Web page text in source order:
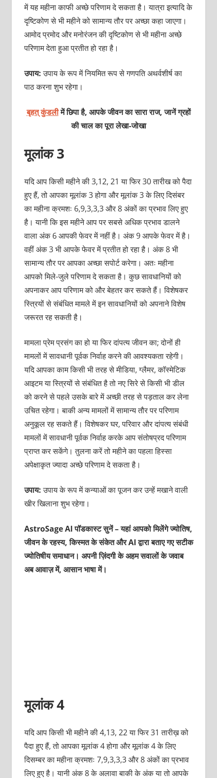
में यह महीना काफी अच्छे परिणाम दे सकता है। यात्रा इत्यादि के
दृष्टिकोण से भी महीने को सामान्य तौर पर अच्छा कहा जाएगा।
आमोद प्रमोद और मनोरंजन की दृष्टिकोण से भी महीना अच्छे
परिणाम देता हुआ प्रतीत हो रहा है।
उपाय:उपाय के रूप में नियमित रूप से गणपति अथर्वशीर्ष का
पाठ करना शुभ रहेगा।
बृहत् कुंडलीमें छिपा है, आपके जीवन का सारा राज, जानें ग्रहों
की चाल का पूरा लेखा-जोखा
मूलांक 3
यदि आप किसी महीने की 3,12, 21 या फिर 30 तारीख को पैदा
हुए हैं, तो आपका मूलांक 3 होगा और मूलांक 3 के लिए दिसंबर
का महीना क्रमशः 6,9,3,3,3 और 8 अंकों का प्रभाव लिए हुए
है। यानी कि इस महीने आप पर सबसे अधिक प्रभाव डालने
वाला अंक 6 आपकी फेवर में नहीं है। अंक 9 आपके फेवर में है।
वहीं अंक 3 भी आपके फेवर में प्रतीत हो रहा है। अंक 8 भी
सामान्य तौर पर आपका अच्छा सपोर्ट करेगा। अतः महीना
आपको मिले-जुले परिणाम दे सकता है। कुछ सावधानियों को
अपनाकर आप परिणाम को और बेहतर कर सकते हैं। विशेषकर
स्त्रियों से संबंधित मामले में इन सावधानियों को अपनाने विशेष
जरूरत रह सकती है।
मामला प्रेम प्रसंग का हो या फिर दांपत्य जीवन का; दोनों ही
मामलों में सावधानी पूर्वक निर्वाह करने की आवश्यकता रहेगी।
यदि आपका काम किसी भी तरह से मीडिया, ग्लैमर, कॉस्मेटिक
आइटम या स्त्रियों से संबंधित है तो नए सिरे से किसी भी डील
को करने से पहले उसके बारे में अच्छी तरह से पड़ताल कर लेना
उचित रहेगा। बाकी अन्य मामलों में सामान्य तौर पर परिणाम
अनुकूल रह सकते हैं। विशेषकर घर, परिवार और दांपत्य संबंधी
मामलों में सावधानी पूर्वक निर्वाह करके आप संतोषप्रद परिणाम
प्राप्त कर सकेंगे। तुलना करें तो महीने का पहला हिस्सा
अपेक्षाकृत ज्यादा अच्छे परिणाम दे सकता है।
उपाय:उपाय के रूप में कन्याओं का पूजन कर उन्हें मखाने वाली
खीर खिलाना शुभ रहेगा।
AstroSage AI पॉडकास्ट सुनें – यहां आपको मिलेंगे ज्योतिष,
जीवन के रहस्य, किस्मत के संकेत और AI द्वारा बताए गए सटीक
ज्योतिषीय समाधान। अपनी ज़िंदगी के अहम सवालों के जवाब
अब आवाज़ में, आसान भाषा में।
मूलांक 4
यदि आप किसी भी महीने की 4,13, 22 या फिर 31 तारीख़ को
पैदा हुए हैं, तो आपका मूलांक 4 होगा और मूलांक 4 के लिए
दिसम्बर का महीना क्रमशः 7,9,3,3,3 और 8 अंकों का प्रभाव
लिए हुए है। यानी अंक 8 के अलावा बाकी के अंक या तो आपके